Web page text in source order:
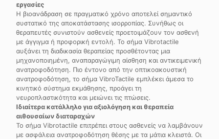
εργασίες
Η βιοανάδραση σε πραγματικό χρόνο αποτελεί σημαντικό
συστατικό της αποκατάστασης ισορροπίας. Συνήθως οι
θεραπευτές συνιστούν ασθενείς προετοιμάζουν τον ασθενή
με άγγιγμα ή προφορική εντολή. Το σήμα Vibrotactile
αυξάνει τη διαδικασία θεραπείας προσθέτοντας μια
μηχανοποιημένη, αναπαραγώγιμη αίσθηση και αντικειμενική
ανατροφοδότηση. Πιο έντονο από την οπτικοακουστική
ανατροφοδότηση, το σήμα VibroTactile εμπλέκει άμεσα το
κινητικό σύστημα εκμάθησης, προάγει τη
νευροπλαστικότητα και μειώνει τις πτώσεις.
Ιδιαίτερα κατάλληλο για αξιολόγηση και θεραπεία
αιθουσαίων διαταραχών
Το σήμα Vibrotactile επιτρέπει στους ασθενείς να λαμβάνουν
με ασφάλεια ανατροφοδότηση θέσης με τα μάτια κλειστά. Οι